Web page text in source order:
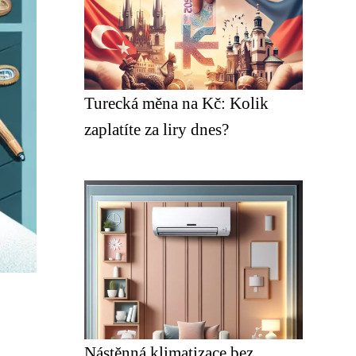
Turecká měna na Kč: Kolik
zaplatíte za liry dnes?